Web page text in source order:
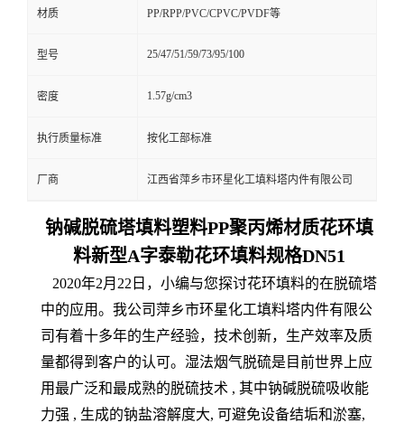
材质 PP/RPP/PVC/CPVC/PVDF等
型号 25/47/51/59/73/95/100
密度 1.57g/cm3
执行质量标准 按化工部标准
厂商 江西省萍乡市环星化工填料塔内件有限公司
钠碱脱硫塔填料塑料PP聚丙烯材质花环填
料新型A字泰勒花环填料规格DN51
2020年2月22日，小编与您探讨花环填料的在脱硫塔
中的应用。我公司萍乡市环星化工填料塔内件有限公
司有着十多年的生产经验，技术创新，生产效率及质
量都得到客户的认可。湿法烟气脱硫是目前世界上应
用最广泛和最成熟的脱硫技术 , 其中钠碱脱硫吸收能
力强 , 生成的钠盐溶解度大, 可避免设备结垢和淤塞,